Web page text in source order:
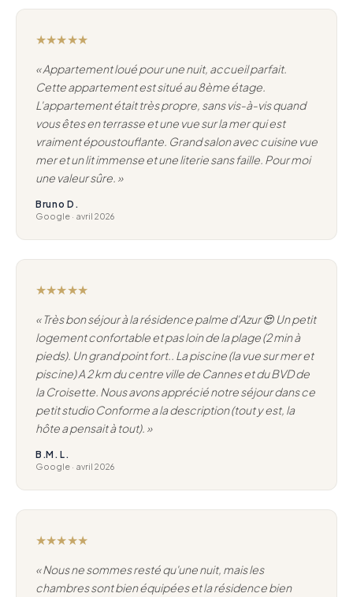
★★★★★
« Appartement loué pour une nuit, accueil parfait.
Cette appartement est situé au 8ème étage.
L'appartement était très propre, sans vis-à-vis quand
vous êtes en terrasse et une vue sur la mer qui est
vraiment époustouflante. Grand salon avec cuisine vue
mer et un lit immense et une literie sans faille. Pour moi
une valeur sûre. »
Bruno D.
Google · avril 2026
★★★★★
« Très bon séjour à la résidence palme d'Azur 😍 Un petit
logement confortable et pas loin de la plage (2 min à
pieds). Un grand point fort.. La piscine (la vue sur mer et
piscine) A 2 km du centre ville de Cannes et du BVD de
la Croisette. Nous avons apprécié notre séjour dans ce
petit studio Conforme a la description (tout y est, la
hôte a pensait à tout). »
B.M. L.
Google · avril 2026
★★★★★
« Nous ne sommes resté qu'une nuit, mais les
chambres sont bien équipées et la résidence bien